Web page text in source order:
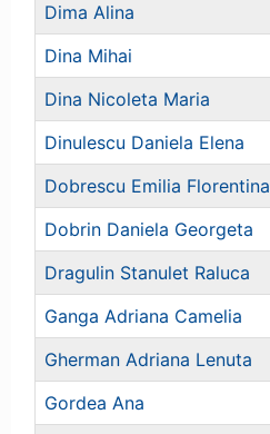
Dima Alina
Dina Mihai
Dina Nicoleta Maria
Dinulescu Daniela Elena
Dobrescu Emilia Florentina
Dobrin Daniela Georgeta
Dragulin Stanulet Raluca
Ganga Adriana Camelia
Gherman Adriana Lenuta
Gordea Ana